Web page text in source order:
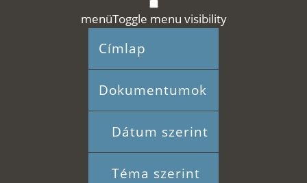
menüToggle menu visibility
Címlap
Dokumentumok
Dátum szerint
Téma szerint